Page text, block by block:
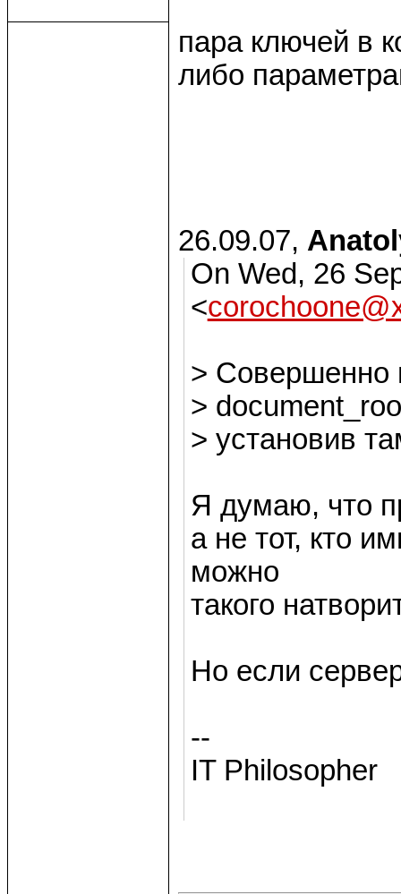
пара ключей в
либо
26.09.07,
On Wed, 26
<
> Совершенно
>
> установив
Я думаю, что
а не тот, кто
можно
такого
Но если
--
IT Philosopher